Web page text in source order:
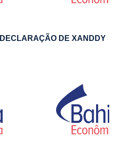
DE XANDDY